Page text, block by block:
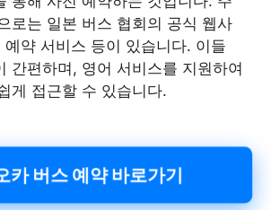
로는 일본 버스 협회의 공식 웹사
예약 서비스 등이 있습니다. 이들
간편하며, 영어 서비스를 지원하여
게 접근할 수 있습니다.
카 버스 예약 바로가기